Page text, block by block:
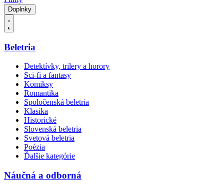
Doplnky
Beletria
Detektívky, trilery a horory
Sci-fi a fantasy
Komiksy
Romantika
Spoločenská beletria
Klasika
Historické
Slovenská beletria
Svetová beletria
Poézia
Ďalšie kategórie
Náučná a odborná